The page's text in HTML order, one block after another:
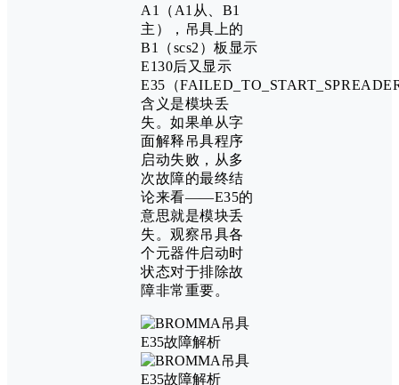
A1（A1从、B1
主），吊具上的
B1（scs2）板显示
E130后又显示
E35（
含义是模块丢
失。如果单从字
面解释吊具程序
启动失败，从多
次故障的最终结
论来看——E35的
意思就是模块丢
失。观察吊具各
个元器件启动时
状态对于排除故
障非常重要。